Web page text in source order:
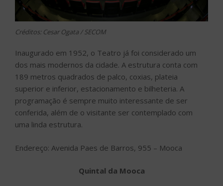
Créditos: Cesar Ogata / SECOM
Inaugurado em 1952, o Teatro já foi considerado um
dos mais modernos da cidade. A estrutura conta com
189 metros quadrados de palco, coxias, plateia
superior e inferior, estacionamento e bilheteria. A
programação é sempre muito interessante de ser
conferida, além de o visitante ser contemplado com
uma linda estrutura.
Endereço: Avenida Paes de Barros, 955 – Mooca
Quintal da Mooca